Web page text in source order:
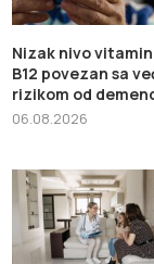
Nizak nivo
B12 povezan sa
rizikom od
06.08.2026